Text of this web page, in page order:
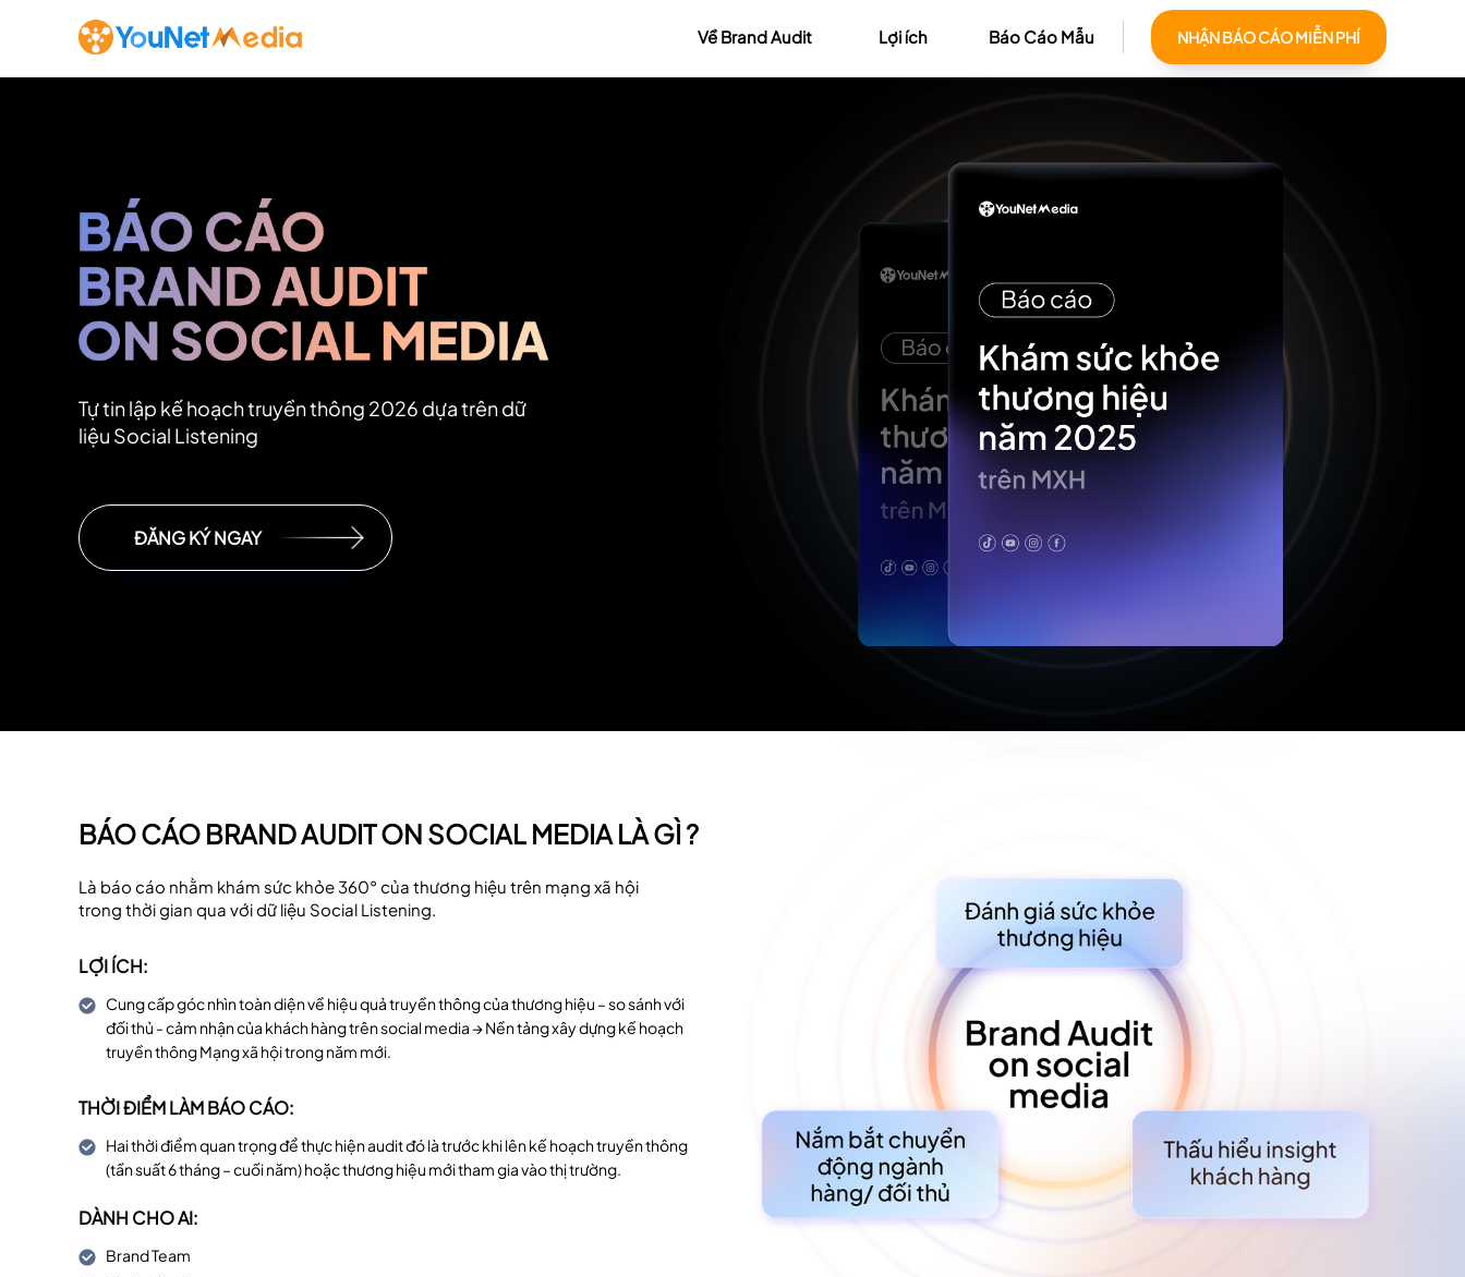
NHẬN BÁO CÁO MIỄN PHÍ
Về Brand Audit Lợi ích Báo Cáo Mẫu
Tự tin lập kế hoạch truyền thông 2026 dựa trên dữ
liệu Social Listening
ĐĂNG KÝ NGAY
Cung cấp góc nhìn toàn diện về hiệu quả truyền thông của thương hiệu – so sánh với
đối thủ - cảm nhận của khách hàng trên social media → Nền tảng xây dựng kế hoạch
truyền thông Mạng xã hội trong năm mới.
LỢI ÍCH:
Hai thời điểm quan trọng để thực hiện audit đó là trước khi lên kế hoạch truyền thông
(tần suất 6 tháng – cuối năm) hoặc thương hiệu mới tham gia vào thị trường.
THỜI ĐIỂM LÀM BÁO CÁO:
Brand Team
DÀNH CHO AI:
BÁO CÁO BRAND AUDIT ON SOCIAL MEDIA LÀ GÌ ?
Là báo cáo nhằm khám sức khỏe 360° của thương hiệu trên mạng xã hội
trong thời gian qua với dữ liệu Social Listening.